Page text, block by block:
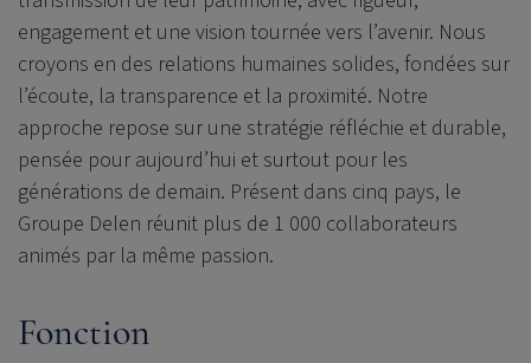
engagement et une vision tournée vers l’avenir. Nous
croyons en des relations humaines solides, fondées sur
l’écoute, la transparence et la proximité. Notre
approche repose sur une stratégie réfléchie et durable,
pensée pour aujourd’hui et surtout pour les
générations de demain. Présent dans cinq pays, le
Groupe Delen réunit plus de 1 000 collaborateurs
animés par la même passion.
Fonction